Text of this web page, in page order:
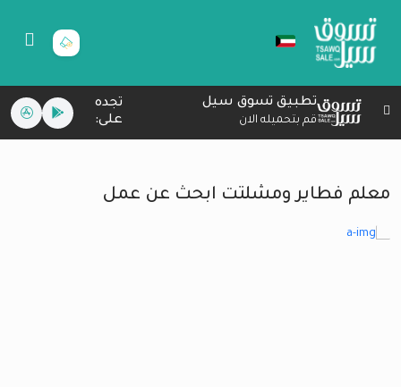
تطبيق تسوق سيل
قم بتحميله الان
تجده
على:
معلم فطاير ومشلتت ابحث عن عمل